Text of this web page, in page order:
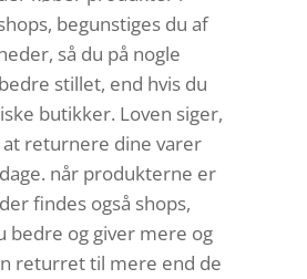
begunstiges du af
så du på nogle
stillet, end hvis du
butikker. Loven siger,
returnere dine varer
når produkterne er
findes også shops,
bedre og giver mere og
returret til mere end de